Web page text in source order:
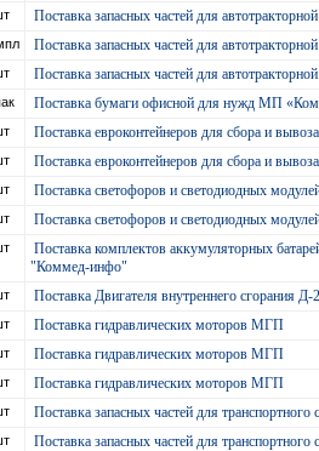
Поставка запасных частей для
Поставка запасных частей для
Поставка запасных частей для
Поставка бумаги офисной для нужд МП
Поставка евроконтейнеров для сбора и
Поставка евроконтейнеров для сбора и
Поставка светофоров и светодиодных
Поставка светофоров и светодиодных
Поставка комплектов аккумуляторных
"Коммед-инфо"
Поставка Двигателя внутреннего сгорания
Поставка гидравлических моторов МГП
Поставка гидравлических моторов МГП
Поставка гидравлических моторов МГП
Поставка запасных частей для транспортного
Поставка запасных частей для транспортного